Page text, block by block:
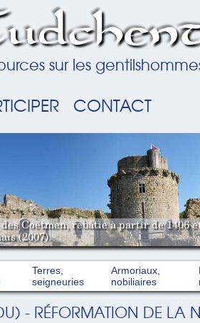
sur les
CONTACT
Coëtmen, rebâtie à partir de 1406
(2007).
Terres,
seigneuries
Armoriaux,
nobiliaires
- RÉFORMATION DE LA